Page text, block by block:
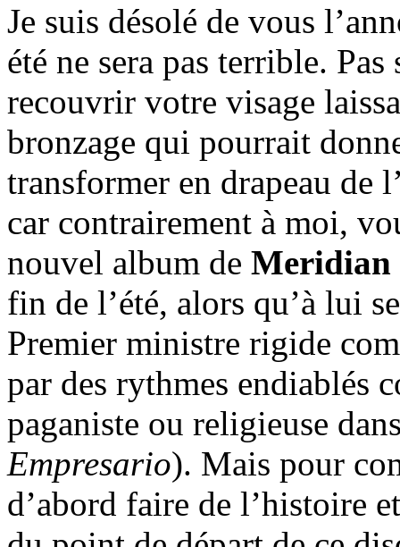
Je suis désolé de vous
été ne sera pas terrible.
recouvrir votre visage
bronzage qui pourrait
transformer en drapeau de
car contrairement à moi,
nouvel album de Meridian
fin de l’été, alors qu’à lui
Premier ministre rigide
par des rythmes endiablés
paganiste ou religieuse
Empresario). Mais pour
d’abord faire de l’histoire